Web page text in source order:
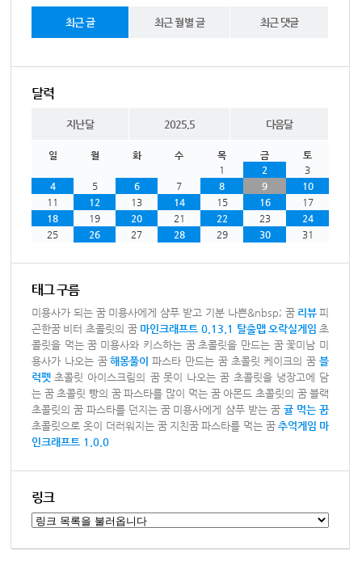
최근 글 최근 월별 글 최근 댓글
달력
지난달 2025.5 다음달
일 월 화 수 목 금
토
1
2
3
4
5 6 7 8 9
10
11
12 13 14 15 16
17
18
19 20 21 22 23
24
25
26 27 28 29 30 31
태그 구름
미용사가 되는 꿈 미용사에게 샴푸 받고 기분 나쁜&nbsp; 꿈 리뷰 피
곤한꿈 비터 초콜릿의 꿈 마인크래프트 0.13.1 탈출맵 오락실게임 초
콜릿을 먹는 꿈 미용사와 키스하는 꿈 초콜릿을 만드는 꿈 꽃미남 미
용사가 나오는 꿈 해몽풀이 파스타 만드는 꿈 초콜릿 케이크의 꿈 블
럭펫 초콜릿 아이스크림의 꿈 못이 나오는 꿈 초콜릿을 냉장고에 담
는 꿈 초콜릿 빵의 꿈 파스타를 많이 먹는 꿈 아몬드 초콜릿의 꿈 블랙
초콜릿의 꿈 파스타를 던지는 꿈 미용사에게 샴푸 받는 꿈 귤 먹는 꿈
초콜릿으로 옷이 더러워지는 꿈 지친꿈 파스타를 먹는 꿈 추억게임 마
인크래프트 1.0.0
링크